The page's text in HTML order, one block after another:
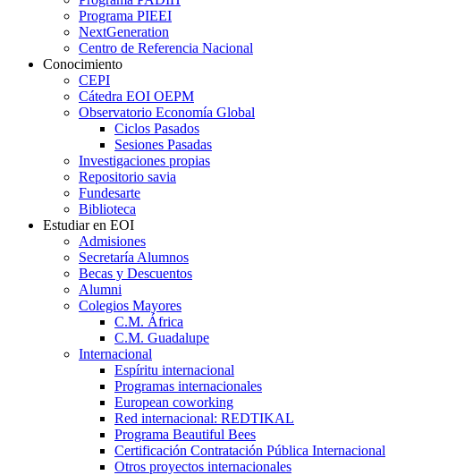
Programa PIEEI
NextGeneration
Centro de Referencia Nacional
Conocimiento
CEPI
Cátedra EOI OEPM
Observatorio Economía Global
Ciclos Pasados
Sesiones Pasadas
Investigaciones propias
Repositorio savia
Fundesarte
Biblioteca
Estudiar en EOI
Admisiones
Secretaría Alumnos
Becas y Descuentos
Alumni
Colegios Mayores
C.M. África
C.M. Guadalupe
Internacional
Espíritu internacional
Programas internacionales
European coworking
Red internacional: REDTIKAL
Programa Beautiful Bees
Certificación Contratación Pública Internacional
Otros proyectos internacionales